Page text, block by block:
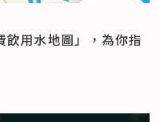
飲用水地圖」，為你指